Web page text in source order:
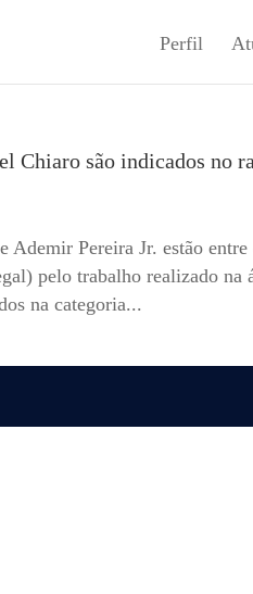
Perfil
Chiaro são indicados no
Ademir Pereira Jr. estão
pelo trabalho realizado
na categoria...